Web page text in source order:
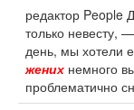
редактор People
только невесту,
день, мы хотели
жених немного
проблематично